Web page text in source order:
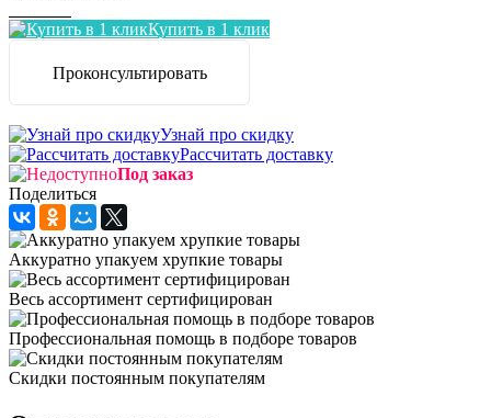
Купить в 1 клик
Проконсультировать
Узнай про скидку
Рассчитать доставку
Под заказ
Поделиться
Аккуратно упакуем хрупкие товары
Весь ассортимент сертифицирован
Профессиональная помощь в подборе товаров
Скидки постоянным покупателям